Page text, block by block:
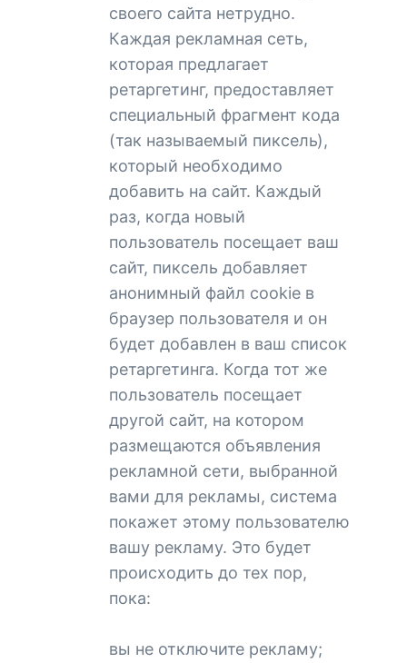
своего сайта нетрудно.
Каждая рекламная сеть,
которая предлагает
ретаргетинг, предоставляет
специальный фрагмент кода
(так называемый пиксель),
который необходимо
добавить на сайт. Каждый
раз, когда новый
пользователь посещает ваш
сайт, пиксель добавляет
анонимный файл cookie в
браузер пользователя и он
будет добавлен в ваш список
ретаргетинга. Когда тот же
пользователь посещает
другой сайт, на котором
размещаются объявления
рекламной сети, выбранной
вами для рекламы, система
покажет этому пользователю
вашу рекламу. Это будет
происходить до тех пор,
пока:
вы не отключите рекламу;